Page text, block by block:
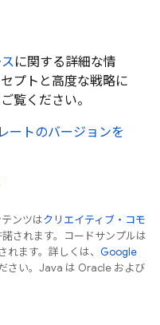
に関する詳細な情
プトと高度な戦略に
覧ください。
ートのバージョンを
ンツはクリエイティブ・コモ
されます。コードサンプルは
れます。詳しくは、 Google
さい。Java は Oracle および